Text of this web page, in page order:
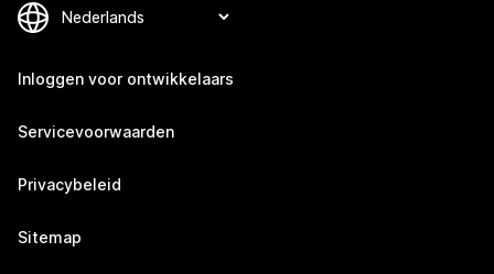
Inloggen voor ontwikkelaars
Servicevoorwaarden
Privacybeleid
Sitemap